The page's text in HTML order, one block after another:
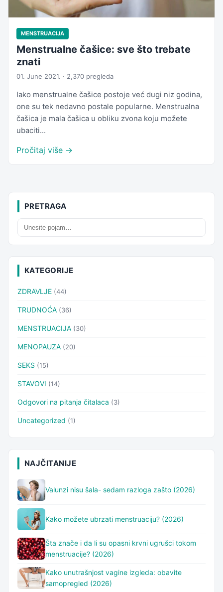
MENSTRUACIJA
Menstrualne čašice: sve što trebate
znati
01. June 2021. · 2,370 pregleda
Iako menstrualne čašice postoje već dugi niz godina,
one su tek nedavno postale popularne. Menstrualna
čašica je mala čašica u obliku zvona koju možete
ubaciti...
Pročitaj više →
PRETRAGA
KATEGORIJE
ZDRAVLJE (44)
TRUDNOĆA (36)
MENSTRUACIJA (30)
MENOPAUZA (20)
SEKS (15)
STAVOVI (14)
Odgovori na pitanja čitalaca (3)
Uncategorized (1)
NAJČITANIJE
Valunzi nisu šala- sedam razloga zašto (2026)
Kako možete ubrzati menstruaciju? (2026)
Šta znače i da li su opasni krvni ugrušci tokom
menstruacije? (2026)
Kako unutrašnjost vagine izgleda: obavite
samopregled (2026)